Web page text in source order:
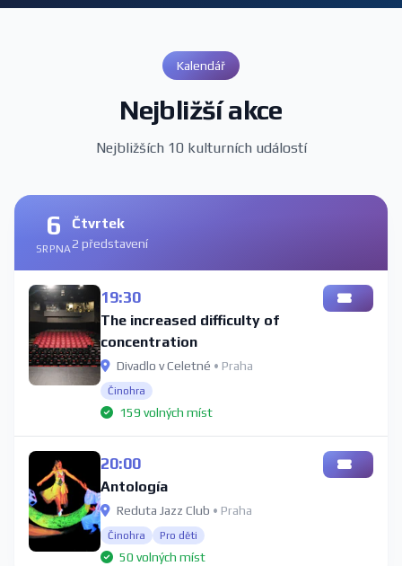
Kalendář
Nejbližší akce
Nejbližších 10 kulturních událostí
6
SRPNA
Čtvrtek
2 představení
19:30
The increased difficulty of
concentration
Divadlo v Celetné • Praha
Činohra
159 volných míst
20:00
Antología
Reduta Jazz Club • Praha
Činohra Pro děti
50 volných míst